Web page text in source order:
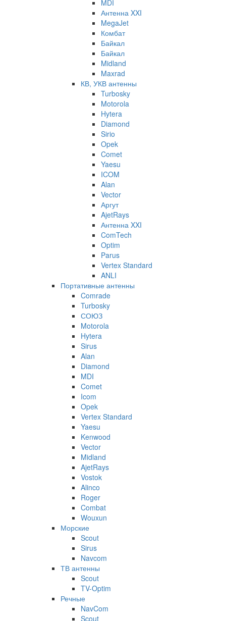
MDI
Антенна XXI
MegaJet
Комбат
Байкал
Байкал
Midland
Maxrad
КВ, УКВ антенны
Turbosky
Motorola
Hytera
Diamond
Sirio
Opek
Comet
Yaesu
ICOM
Alan
Vector
Аргут
AjetRays
Антенна XXI
ComTech
Optim
Parus
Vertex Standard
ANLI
Портативные антенны
Comrade
Turbosky
СОЮЗ
Motorola
Hytera
Sirus
Alan
Diamond
MDI
Comet
Icom
Opek
Vertex Standard
Yaesu
Kenwood
Vector
Midland
AjetRays
Vostok
Alinco
Roger
Combat
Wouxun
Морские
Scout
Sirus
Navcom
ТВ антенны
Scout
TV-Optim
Речные
NavCom
Scout